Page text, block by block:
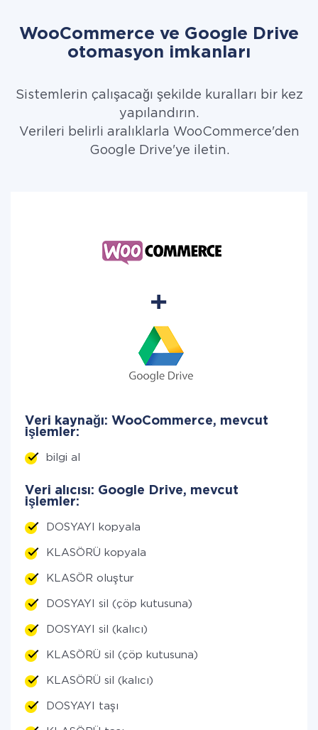
WooCommerce ve Google Drive
otomasyon imkanları
Sistemlerin çalışacağı şekilde kuralları bir kez
yapılandırın.
Verileri belirli aralıklarla WooCommerce'den
Google Drive'ye iletin.
Veri kaynağı: WooCommerce, mevcut
işlemler:
bilgi al
Veri alıcısı: Google Drive, mevcut
işlemler:
DOSYAYI kopyala
KLASÖRÜ kopyala
KLASÖR oluştur
DOSYAYI sil (çöp kutusuna)
DOSYAYI sil (kalıcı)
KLASÖRÜ sil (çöp kutusuna)
KLASÖRÜ sil (kalıcı)
DOSYAYI taşı